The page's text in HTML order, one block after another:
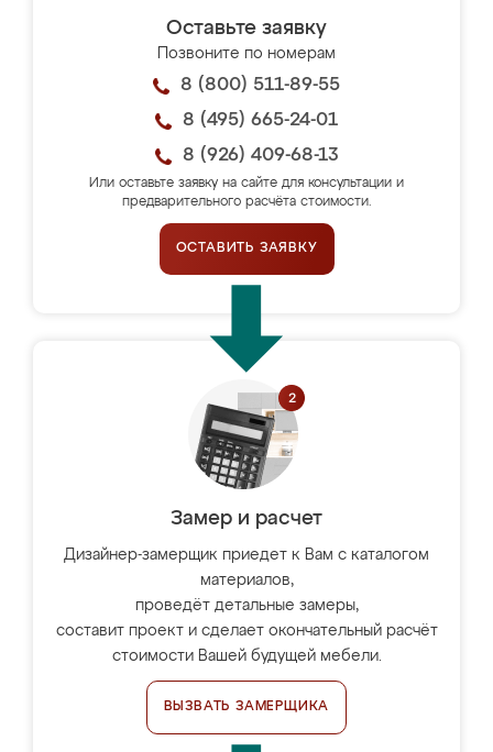
Оставьте заявку
Позвоните по номерам
8 (800) 511-89-55
8 (495) 665-24-01
8 (926) 409-68-13
Или оставьте заявку на сайте для консультации и
предварительного расчёта стоимости.
ОСТАВИТЬ ЗАЯВКУ
Замер и расчет
Дизайнер-замерщик приедет к Вам с каталогом
материалов,
проведёт детальные замеры,
составит проект и сделает окончательный расчёт
стоимости Вашей будущей мебели.
ВЫЗВАТЬ ЗАМЕРЩИКА